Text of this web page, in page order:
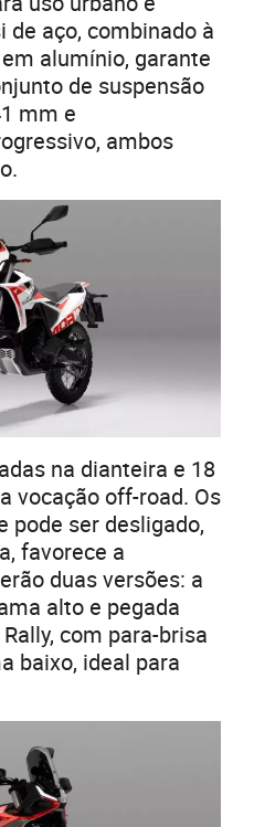
de aço, combinado à
alumínio, garante
de suspensão
mm e
ambos
na dianteira e 18
vocação off-road. Os
pode ser desligado,
favorece a
duas versões: a
alto e pegada
com para-brisa
baixo, ideal para